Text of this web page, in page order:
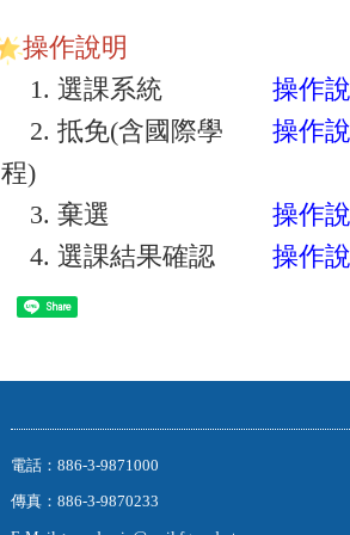
操作說明
1.選課系統
操作
2.抵免(含國際學
程)
操作
3.棄選
操作
4.選課結果確認 操作
Share
電話：886-3-9871000
傳真：886-3-9870233